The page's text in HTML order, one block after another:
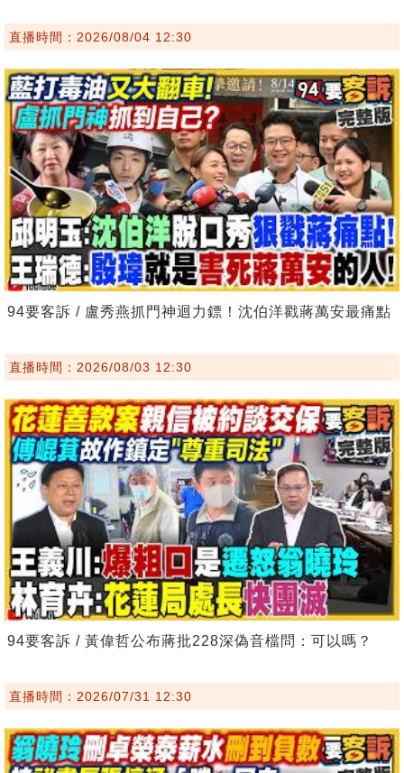
直播時間：2026/08/04 12:30
94要客訴 / 盧秀燕抓門神迴力鏢！沈伯洋戳蔣萬安最痛點
直播時間：2026/08/03 12:30
94要客訴 / 黃偉哲公布蔣批228深偽音檔問：可以嗎？
直播時間：2026/07/31 12:30